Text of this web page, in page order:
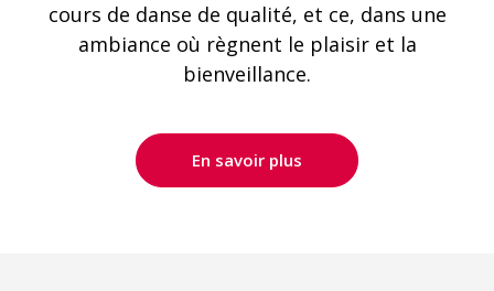
cours de danse de qualité, et ce, dans une
ambiance où règnent le plaisir et la
bienveillance.
En savoir plus